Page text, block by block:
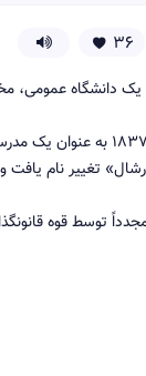
36
تغییر نام